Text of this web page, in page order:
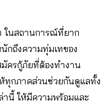
ในสถานการณ์ที่ยาก
กถึงความทุ่มเทของ
ครกู้ภัยที่ต้องทำงาน
ทุกภาคส่วนช่วยกันดูแลทั้ง
านี้ ให้มีความพร้อมและ